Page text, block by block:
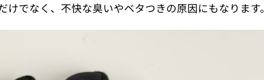
でなく、不快な臭いやベタつきの原因にもなります。